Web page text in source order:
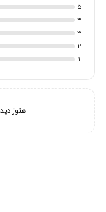
5
4
3
2
1
هنوز